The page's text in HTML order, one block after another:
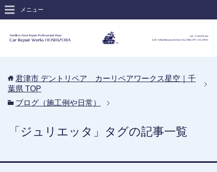
メニュー
君津市 デントリペア カーリペアワークス星空｜千
葉県 TOP
ブログ（施工例や日常）
「ジュリエッタ」タグの記事一覧